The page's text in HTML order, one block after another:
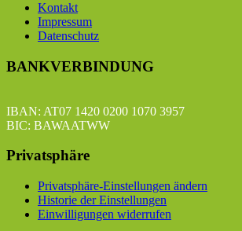
Kontakt
Impressum
Datenschutz
BANKVERBINDUNG
IBAN: AT07 1420 0200 1070 3957
BIC: BAWAATWW
Privatsphäre
Privatsphäre-Einstellungen ändern
Historie der Einstellungen
Einwilligungen widerrufen